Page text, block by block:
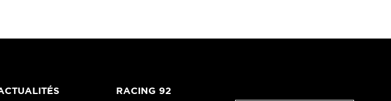
RACING 92